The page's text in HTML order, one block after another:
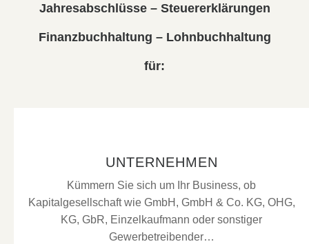
Jahresabschlüsse – Steuererklärungen
Finanzbuchhaltung – Lohnbuchhaltung
für:
UNTERNEHMEN
Kümmern Sie sich um Ihr Business, ob
Kapitalgesellschaft wie GmbH, GmbH & Co. KG, OHG,
KG, GbR, Einzelkaufmann oder sonstiger
Gewerbetreibender…